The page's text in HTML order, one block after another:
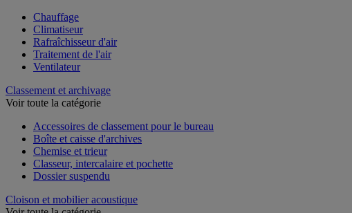
Chauffage
Climatiseur
Rafraîchisseur d'air
Traitement de l'air
Ventilateur
Classement et archivage
Voir toute la catégorie
Accessoires de classement pour le bureau
Boîte et caisse d'archives
Chemise et trieur
Classeur, intercalaire et pochette
Dossier suspendu
Cloison et mobilier acoustique